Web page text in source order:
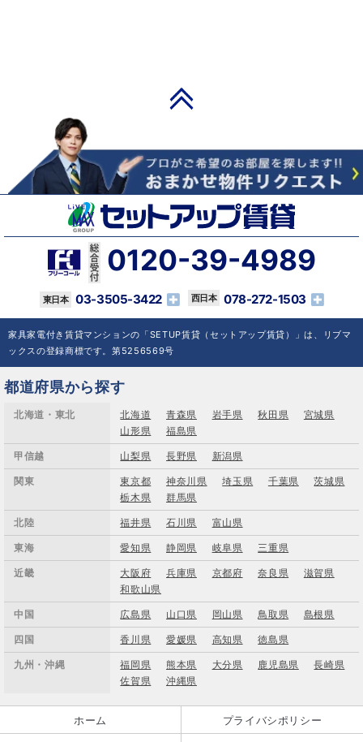
0120-39-4989
03-3505-3422 078-272-1503
家具家電付き賃貸マンションの「SETUP賃貸（セットアップ賃貸）」は、リブマ
ックスの登録商標です。第5256569号
都道府県から探す
北海道・東北 北海道 青森県 岩手県 秋田県
宮城県
山形県
福島県
甲信越 山梨県 長野県 新潟県
関東 東京都 神奈川県 埼玉県 千葉県
茨城県
栃木県
群馬県
北陸 福井県 石川県 富山県
東海 愛知県 静岡県 岐阜県 三重県
近畿 大阪府 兵庫県 京都府 奈良県
滋賀県
和歌山県
中国 広島県 山口県 岡山県 鳥取県 島根県
四国 香川県 愛媛県 高知県 徳島県
九州・沖縄 福岡県 熊本県 大分県 鹿児島県
長崎県
佐賀県
沖縄県
ホーム プライバシポリシー